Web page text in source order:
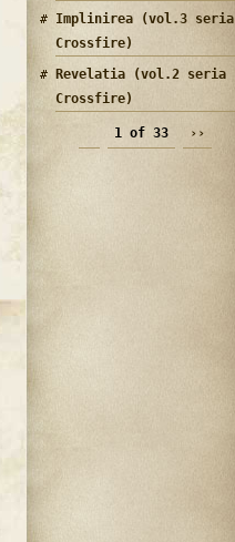
Implinirea (vol.3 seria
Crossfire)
Revelatia (vol.2 seria
Crossfire)
1 of 33 ››